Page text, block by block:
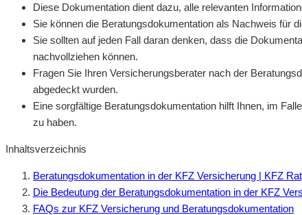
Diese Dokumentation dient dazu, alle relevanten
Sie können die Beratungsdokumentation als Nachweis für
Sie sollten auf jeden Fall daran denken, dass die
nachvollziehen können.
Fragen Sie Ihren Versicherungsberater nach der
abgedeckt wurden.
Eine sorgfältige Beratungsdokumentation hilft Ihnen, im
zu haben.
Inhaltsverzeichnis
Beratungsdokumentation in der KFZ Versicherung | KFZ
Die Bedeutung der Beratungsdokumentation in der KFZ
FAQs zur KFZ Versicherung und Beratungsdokumentation